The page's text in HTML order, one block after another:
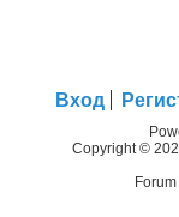
Вход
Copyright ©